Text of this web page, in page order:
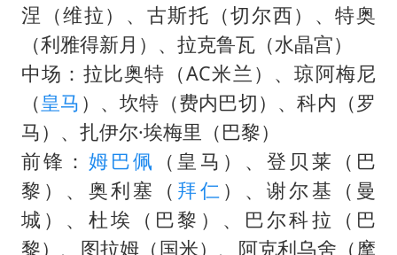
涅（维拉）、古斯托（切尔西）、特奥
（利雅得新月）、拉克鲁瓦（水晶宫）
中场：拉比奥特（AC米兰）、琼阿梅尼
（皇马 ）、坎特（费内巴切）、科内（罗
马）、扎伊尔·埃梅里（巴黎）
前锋： 姆巴佩
（皇马）、登贝莱（巴
黎）、奥利塞（ 拜仁 ）、谢尔基（曼
城）、杜埃（巴黎）、巴尔科拉（巴
黎）、图拉姆（国米）、阿克利乌舍（摩